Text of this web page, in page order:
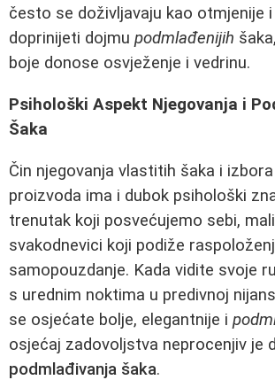
često se doživljavaju kao otmjenije
doprinijeti dojmu podmlađenijih
boje donose osvježenje i vedrinu.
Psihološki Aspekt Njegovanja i
Šaka
Čin njegovanja vlastitih šaka i
proizvoda ima i dubok psihološki
trenutak koji posvećujemo sebi,
svakodnevici koji podiže
samopouzdanje. Kada vidite svoje
s urednim noktima u predivnoj
se osjećate bolje, elegantnije i
osjećaj zadovoljstva neprocenjiv je
podmlađivanja šaka.